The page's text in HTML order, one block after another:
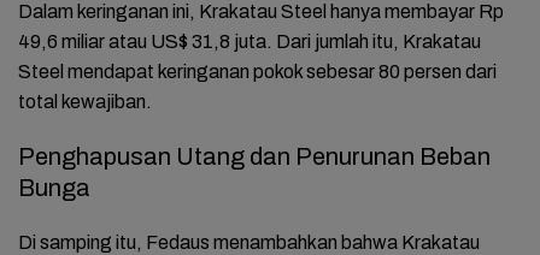
Dalam keringanan ini, Krakatau Steel hanya membayar Rp
49,6 miliar atau US$ 31,8 juta. Dari jumlah itu, Krakatau
Steel mendapat keringanan pokok sebesar 80 persen dari
total kewajiban.
Penghapusan Utang dan Penurunan Beban
Bunga
Di samping itu, Fedaus menambahkan bahwa Krakatau